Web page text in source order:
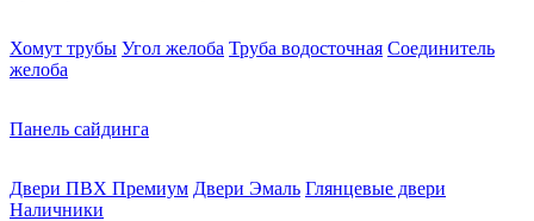
Хомут трубы Угол желоба Труба водосточная Соединитель
желоба
Панель сайдинга
Двери ПВХ Премиум Двери Эмаль Глянцевые двери
Наличники